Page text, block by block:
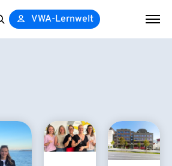
VWA-Lernwelt